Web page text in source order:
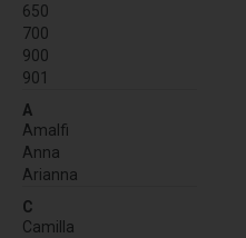
650
700
900
901
A
Amalfi
Anna
Arianna
C
Camilla